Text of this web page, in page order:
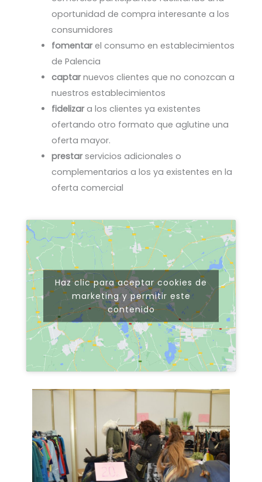
oportunidad de compra interesante a los
consumidores
fomentarel consumo en establecimientos
de Palencia
captarnuevos clientes que no conozcan a
nuestros establecimientos
fidelizara los clientes ya existentes
ofertando otro formato que aglutine una
oferta mayor.
prestarservicios adicionales o
complementarios a los ya existentes en la
oferta comercial
Haz clic para aceptar cookies de
marketing y permitir este
contenido